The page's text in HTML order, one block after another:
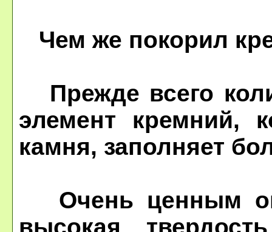
Чем же покорил
Прежде всего
элемент кремний,
камня, заполняет
Очень ценным